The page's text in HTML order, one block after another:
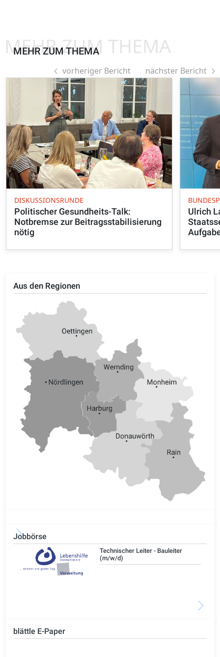
Aus den Regionen
Jobbörse
Technischer Leiter - Bauleiter
(m/w/d)
blättle E-Paper
MEHR ZUM THEMA
MEHR ZUM THEMA
vorheriger Bericht nächster Bericht
DISKUSSIONSRUNDE
Politischer Gesundheits-Talk:
Notbremse zur Beitragsstabilisierung
nötig
Ulrich